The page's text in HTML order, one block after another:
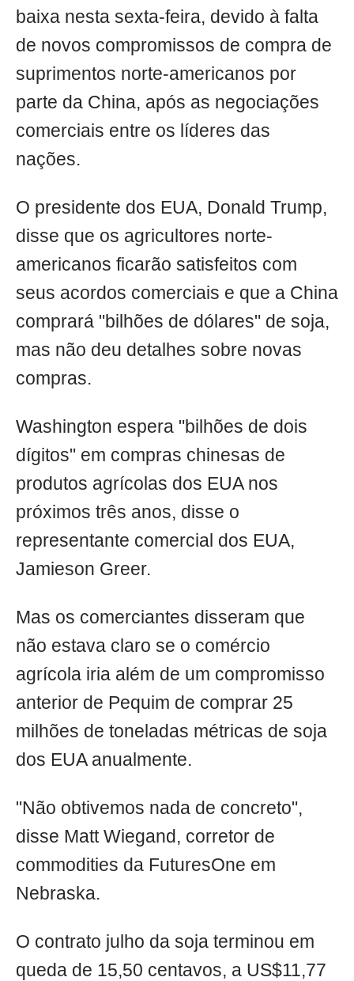
baixa nesta sexta-feira, devido à falta
de novos compromissos de compra de
suprimentos norte-americanos por
parte da China, após as negociações
comerciais entre os líderes das
nações.
O presidente dos EUA, Donald Trump,
disse que os agricultores norte-
americanos ficarão satisfeitos com
seus acordos comerciais e que a China
comprará "bilhões de dólares" de soja,
mas não deu detalhes sobre novas
compras.
Washington espera "bilhões de dois
dígitos" em compras chinesas de
produtos agrícolas dos EUA nos
próximos três anos, disse o
representante comercial dos EUA,
Jamieson Greer.
Mas os comerciantes disseram que
não estava claro se o comércio
agrícola iria além de um compromisso
anterior de Pequim de comprar 25
milhões de toneladas métricas de soja
dos EUA anualmente.
"Não obtivemos nada de concreto",
disse Matt Wiegand, corretor de
commodities da FuturesOne em
Nebraska.
O contrato julho da soja terminou em
queda de 15,50 centavos, a US$11,77